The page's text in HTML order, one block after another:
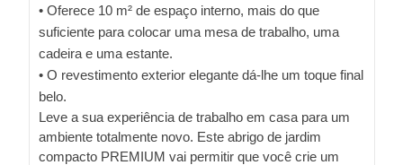
• Oferece 10 m² de espaço interno, mais do que
suficiente para colocar uma mesa de trabalho, uma
cadeira e uma estante.
• O revestimento exterior elegante dá-lhe um toque final
belo.
Leve a sua experiência de trabalho em casa para um
ambiente totalmente novo. Este abrigo de jardim
compacto PREMIUM vai permitir que você crie um